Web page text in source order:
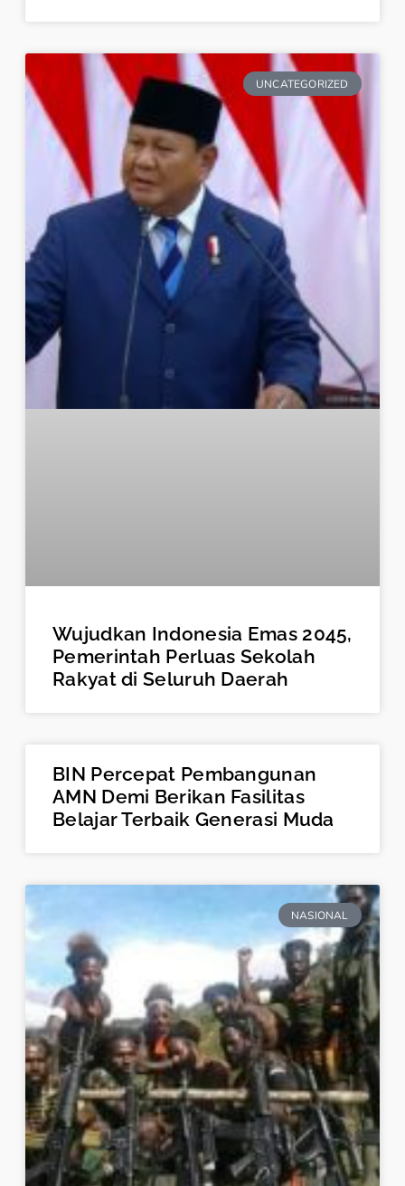
UNCATEGORIZED
Wujudkan Indonesia Emas 2045,
Pemerintah Perluas Sekolah
Rakyat di Seluruh Daerah
BIN Percepat Pembangunan
AMN Demi Berikan Fasilitas
Belajar Terbaik Generasi Muda
NASIONAL